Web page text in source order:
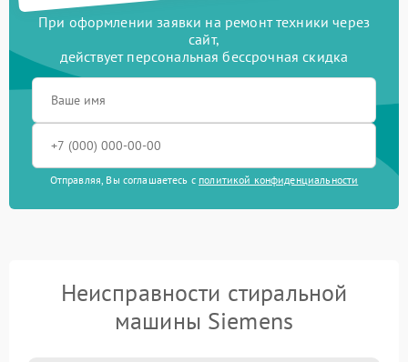
При оформлении заявки на ремонт техники через
сайт,
действует персональная бессрочная скидка
Отправляя, Вы соглашаетесь с политикой конфиденциальности
Неисправности стиральной
машины Siemens